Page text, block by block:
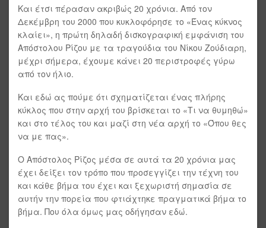
Και έτσι πέρασαν ακριβώς 20 χρόνια. Από τον
Δεκέμβρη του 2000 που κυκλοφόρησε το «Ένας κύκνος
κλαίει», η πρώτη δηλαδή δισκογραφική εμφάνιση του
Απόστολου Ρίζου με τα τραγούδια του Νίκου Ζούδιαρη,
μέχρι σήμερα, έχουμε κάνει 20 περιστροφές γύρω
από τον ήλιο.
Και εδώ ας πούμε ότι σχηματίζεται ένας πλήρης
κύκλος που στην αρχή του βρίσκεται το «Τι να θυμηθώ»
και στο τέλος του και μαζί στη νέα αρχή το «Όπου θες
να με πας».
Ο Απόστολος Ρίζος μέσα σε αυτά τα 20 χρόνια μας
έχει δείξει τον τρόπο που προσεγγίζει την τέχνη του
και κάθε βήμα του έχει και ξεχωριστή σημασία σε
αυτήν την πορεία που φτιάχτηκε πραγματικά βήμα το
βήμα. Που όλα όμως μας οδήγησαν εδώ.